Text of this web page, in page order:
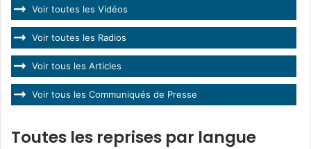
Voir toutes les Vidéos
Voir toutes les Radios
Voir tous les Articles
Voir tous les Communiqués de Presse
Toutes les reprises par langue